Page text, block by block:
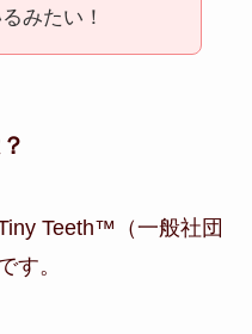
みたい！
Teeth™️（一般社団
す。